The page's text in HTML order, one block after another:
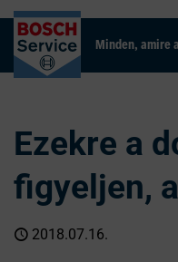
Minden, amire
Ezekre a
figyeljen,
2018.07.16.